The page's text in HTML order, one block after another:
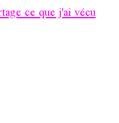
ce que j'ai vécu